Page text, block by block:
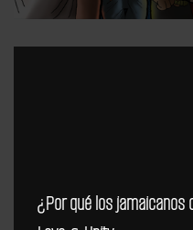
¿Por qué los